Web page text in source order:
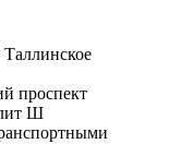
проспект
лит Ш